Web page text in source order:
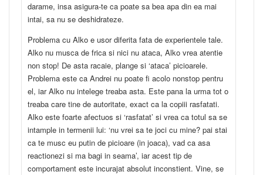
darame, insa asigura-te ca poate sa bea apa din ea mai
intai, sa nu se deshidrateze.
Problema cu Alko e usor diferita fata de experientele tale.
Alko nu musca de frica si nici nu ataca, Alko vrea atentie
non stop! De asta racaie, plange si ‘ataca’ picioarele.
Problema este ca Andrei nu poate fi acolo nonstop pentru
el, iar Alko nu intelege treaba asta. Este pana la urma tot o
treaba care tine de autoritate, exact ca la copiii rasfatati.
Alko este foarte afectuos si ‘rasfatat’ si vrea ca totul sa se
intample in termenii lui: ‘nu vrei sa te joci cu mine? pai stai
ca te musc eu putin de picioare (in joaca), vad ca asa
reactionezi si ma bagi in seama’, iar acest tip de
comportament este incurajat absolut inconstient. Vine, se